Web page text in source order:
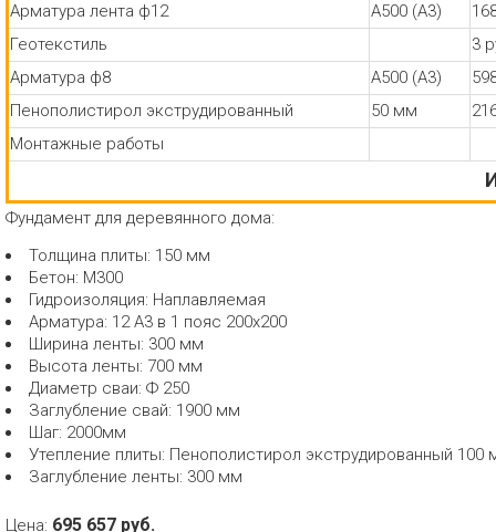
Арматура лента ф12
А500 (А3)
Геотекстиль
3
Арматура ф8
А500 (А3)
Пенополистирол экструдированный
50 мм
Монтажные работы
Фундамент для деревянного дома:
Толщина плиты: 150 мм
Бетон: М300
Гидроизоляция: Наплавляемая
Арматура: 12 А3 в 1 пояс 200x200
Ширина ленты: 300 мм
Высота ленты: 700 мм
Диаметр сваи: Ф 250
Заглубление свай: 1900 мм
Шаг: 2000мм
Утепление плиты: Пенополистирол экструдированный 100
Заглубление ленты: 300 мм
Цена: 695 657 руб.